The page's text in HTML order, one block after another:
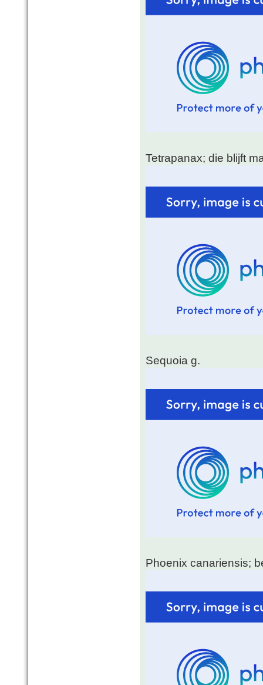
Tetrapanax; die blijft
Sequoia g.
Phoenix canariensis;